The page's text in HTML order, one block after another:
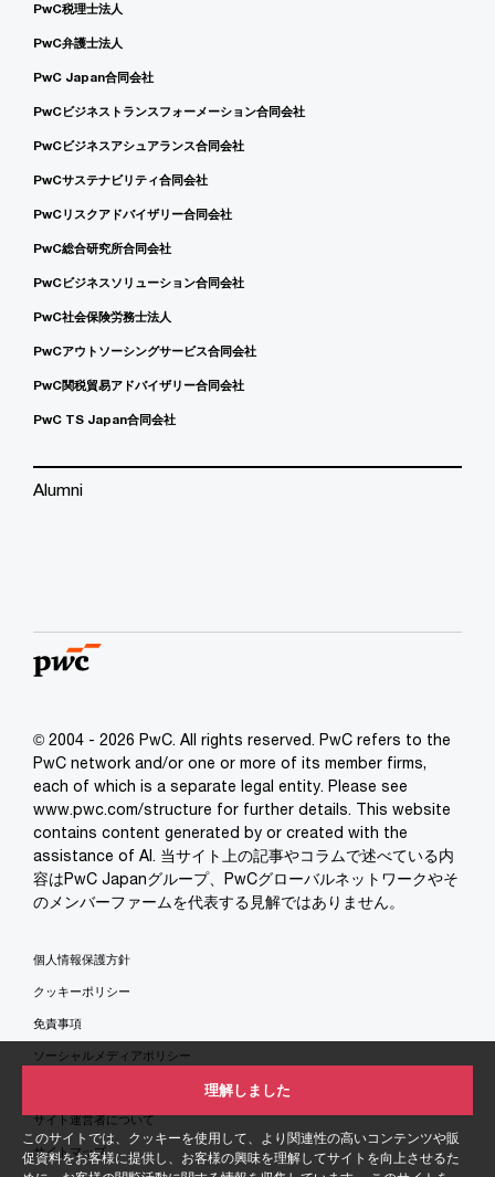
このサイトでは、クッキーを使用して、より関連性の高いコンテンツや販
促資料をお客様に提供し、お客様の興味を理解してサイトを向上させるた
理解しました
PwC税理士法人
PwC弁護士法人
PwC Japan合同会社
PwCビジネストランスフォーメーション合同会社
PwCビジネスアシュアランス合同会社
PwCサステナビリティ合同会社
PwCリスクアドバイザリー合同会社
PwC総合研究所合同会社
PwCビジネスソリューション合同会社
PwC社会保険労務士法人
PwCアウトソーシングサービス合同会社
PwC関税貿易アドバイザリー合同会社
PwC TS Japan合同会社
Alumni
© 2004 - 2026 PwC. All rights reserved. PwC refers to the
PwC network and/or one or more of its member firms,
each of which is a separate legal entity. Please see
www.pwc.com/structure for further details. This website
contains content generated by or created with the
assistance of AI. 当サイト上の記事やコラムで述べている内
容はPwC Japanグループ、PwCグローバルネットワークやそ
のメンバーファームを代表する見解ではありません。
個人情報保護方針
クッキーポリシー
免責事項
ソーシャルメディアポリシー
サイト運営者について
サイトマップ